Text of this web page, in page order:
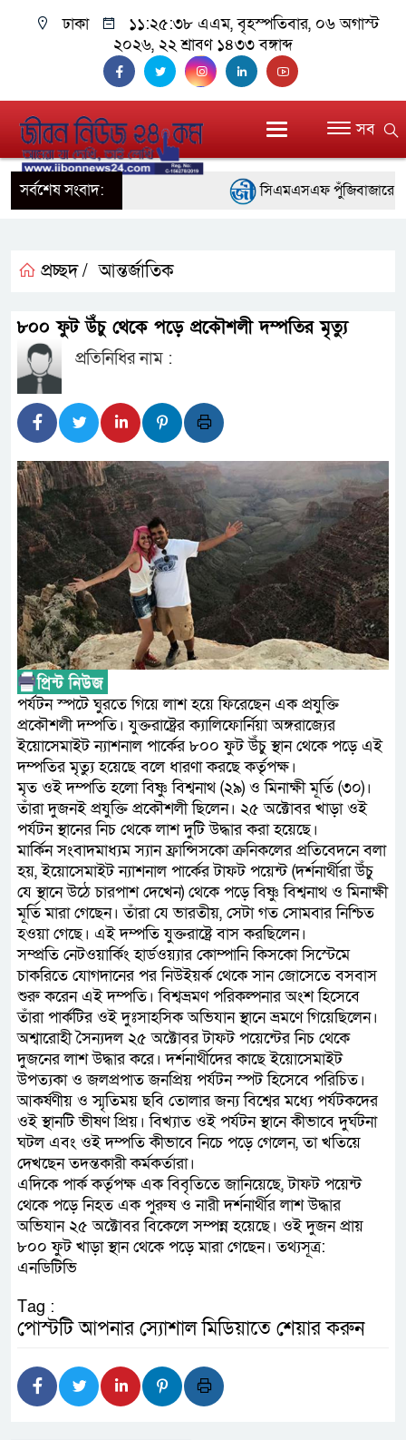
ঢাকা ১১:২৫:৩৮ এএম, বৃহস্পতিবার, ০৬ অগাস্ট
২০২৬, ২২ শ্রাবণ ১৪৩৩ বঙ্গাব্দ
সব
সর্বশেষ সংবাদ:
সিএমএসএফ পুঁজিবাজারে
নদী দূষণ রোধে সমন্বিত
ওমানের সঙ্গে ইরানের হরমুজ
ফ্যাসিবাদবিরোধী আন্দোলনে
নিরপেক্ষ ও বিশ্বাসযোগ্য : প্রধানমন্ত্রী
বাগেরহাট মেডিকেল
জুলাই স্মৃতি জাদুঘরের দুয়ার
ফিলিপাইনের দক্ষিণ উপকূলে
উপদেষ্টা
প্রচ্ছদ / আন্তর্জাতিক
৮০০ ফুট উঁচু থেকে পড়ে প্রকৌশলী দম্পতির মৃত্যু
প্রতিনিধির নাম :
পর্যটন স্পটে ঘুরতে গিয়ে লাশ হয়ে ফিরেছেন এক প্রযুক্তি
প্রকৌশলী দম্পতি। যুক্তরাষ্ট্রের ক্যালিফোর্নিয়া অঙ্গরাজ্যের
ইয়োসেমাইট ন্যাশনাল পার্কের ৮০০ ফুট উঁচু স্থান থেকে পড়ে এই
দম্পতির মৃত্যু হয়েছে বলে ধারণা করছে কর্তৃপক্ষ।
মৃত ওই দম্পতি হলো বিষ্ণু বিশ্বনাথ (২৯) ও মিনাক্ষী মূর্তি (৩০)।
তাঁরা দুজনই প্রযুক্তি প্রকৌশলী ছিলেন। ২৫ অক্টোবর খাড়া ওই
পর্যটন স্থানের নিচ থেকে লাশ দুটি উদ্ধার করা হয়েছে।
মার্কিন সংবাদমাধ্যম স্যান ফ্রান্সিসকো ক্রনিকলের প্রতিবেদনে বলা
হয়, ইয়োসেমাইট ন্যাশনাল পার্কের টাফট পয়েন্ট (দর্শনার্থীরা উঁচু
যে স্থানে উঠে চারপাশ দেখেন) থেকে পড়ে বিষ্ণু বিশ্বনাথ ও মিনাক্ষী
মূর্তি মারা গেছেন। তাঁরা যে ভারতীয়, সেটা গত সোমবার নিশ্চিত
হওয়া গেছে। এই দম্পতি যুক্তরাষ্ট্রে বাস করছিলেন।
সম্প্রতি নেটওয়ার্কিং হার্ডওয়্যার কোম্পানি কিসকো সিস্টেমে
চাকরিতে যোগদানের পর নিউইয়র্ক থেকে সান জোসেতে বসবাস
শুরু করেন এই দম্পতি। বিশ্বভ্রমণ পরিকল্পনার অংশ হিসেবে
তাঁরা পার্কটির ওই দুঃসাহসিক অভিযান স্থানে ভ্রমণে গিয়েছিলেন।
অশ্বারোহী সৈন্যদল ২৫ অক্টোবর টাফট পয়েন্টের নিচ থেকে
দুজনের লাশ উদ্ধার করে। দর্শনার্থীদের কাছে ইয়োসেমাইট
উপত্যকা ও জলপ্রপাত জনপ্রিয় পর্যটন স্পট হিসেবে পরিচিত।
আকর্ষণীয় ও স্মৃতিময় ছবি তোলার জন্য বিশ্বের মধ্যে পর্যটকদের
ওই স্থানটি ভীষণ প্রিয়। বিখ্যাত ওই পর্যটন স্থানে কীভাবে দুর্ঘটনা
ঘটল এবং ওই দম্পতি কীভাবে নিচে পড়ে গেলেন, তা খতিয়ে
দেখছেন তদন্তকারী কর্মকর্তারা।
এদিকে পার্ক কর্তৃপক্ষ এক বিবৃতিতে জানিয়েছে, টাফট পয়েন্ট
থেকে পড়ে নিহত এক পুরুষ ও নারী দর্শনার্থীর লাশ উদ্ধার
অভিযান ২৫ অক্টোবর বিকেলে সম্পন্ন হয়েছে। ওই দুজন প্রায়
৮০০ ফুট খাড়া স্থান থেকে পড়ে মারা গেছেন। তথ্যসূত্র:
এনডিটিভি
Tag :
পোস্টটি আপনার স্যোশাল মিডিয়াতে শেয়ার করুন